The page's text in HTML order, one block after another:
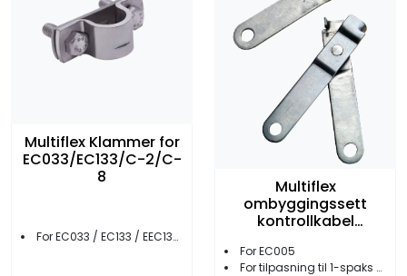
Multiflex Klammer for
EC033/EC133/C-2/C-
8
For EC033 / EC133 / EEC133 kontrollkabler
Multiflex
ombyggingssett
kontrollkabel
For EC005
For tilpasning til 1-spaks kontrollboks